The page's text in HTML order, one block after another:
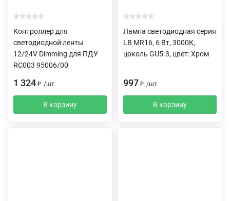
Контроллер для
светодиодной ленты
12/24V Dimming для ПДУ
RC003 95006/00
1 324 ₽ /шт.
В корзину
Лампа светодиодная серия
LB MR16, 6 Вт, 3000К,
цоколь GU5.3, цвет: Хром
997 ₽ /шт.
В корзину